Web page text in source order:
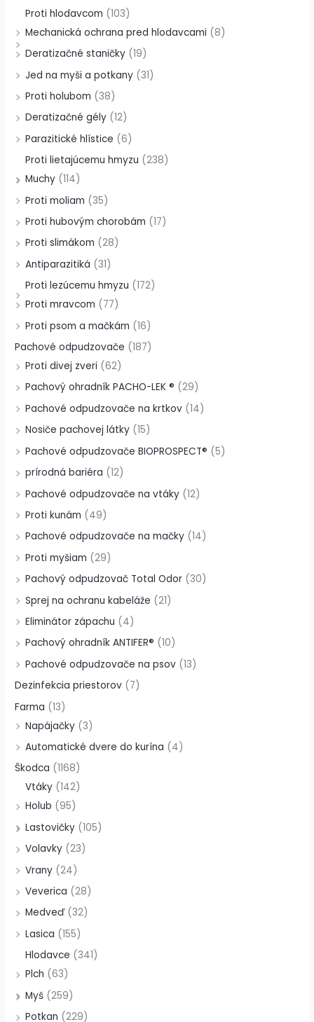
Proti hlodavcom (103)
Mechanická ochrana pred hlodavcami (8)
Deratizačné staničky (19)
Jed na myši a potkany (31)
Proti holubom (38)
Deratizačné gély (12)
Parazitické hlístice (6)
Proti lietajúcemu hmyzu (238)
Muchy (114)
Proti moliam (35)
Proti hubovým chorobám (17)
Proti slimákom (28)
Antiparazitiká (31)
Proti lezúcemu hmyzu (172)
Proti mravcom (77)
Proti psom a mačkám (16)
Pachové odpudzovače (187)
Proti divej zveri (62)
Pachový ohradník PACHO-LEK ® (29)
Pachové odpudzovače na krtkov (14)
Nosiče pachovej látky (15)
Pachové odpudzovače BIOPROSPECT® (5)
prírodná bariéra (12)
Pachové odpudzovače na vtáky (12)
Proti kunám (49)
Pachové odpudzovače na mačky (14)
Proti myšiam (29)
Pachový odpudzovač Total Odor (30)
Sprej na ochranu kabeláže (21)
Eliminátor zápachu (4)
Pachový ohradník ANTIFER® (10)
Pachové odpudzovače na psov (13)
Dezinfekcia priestorov (7)
Farma (13)
Napájačky (3)
Automatické dvere do kurína (4)
Škodca (1168)
Vtáky (142)
Holub (95)
Lastovičky (105)
Volavky (23)
Vrany (24)
Veverica (28)
Medveď (32)
Lasica (155)
Hlodavce (341)
Plch (63)
Myš (259)
Potkan (229)